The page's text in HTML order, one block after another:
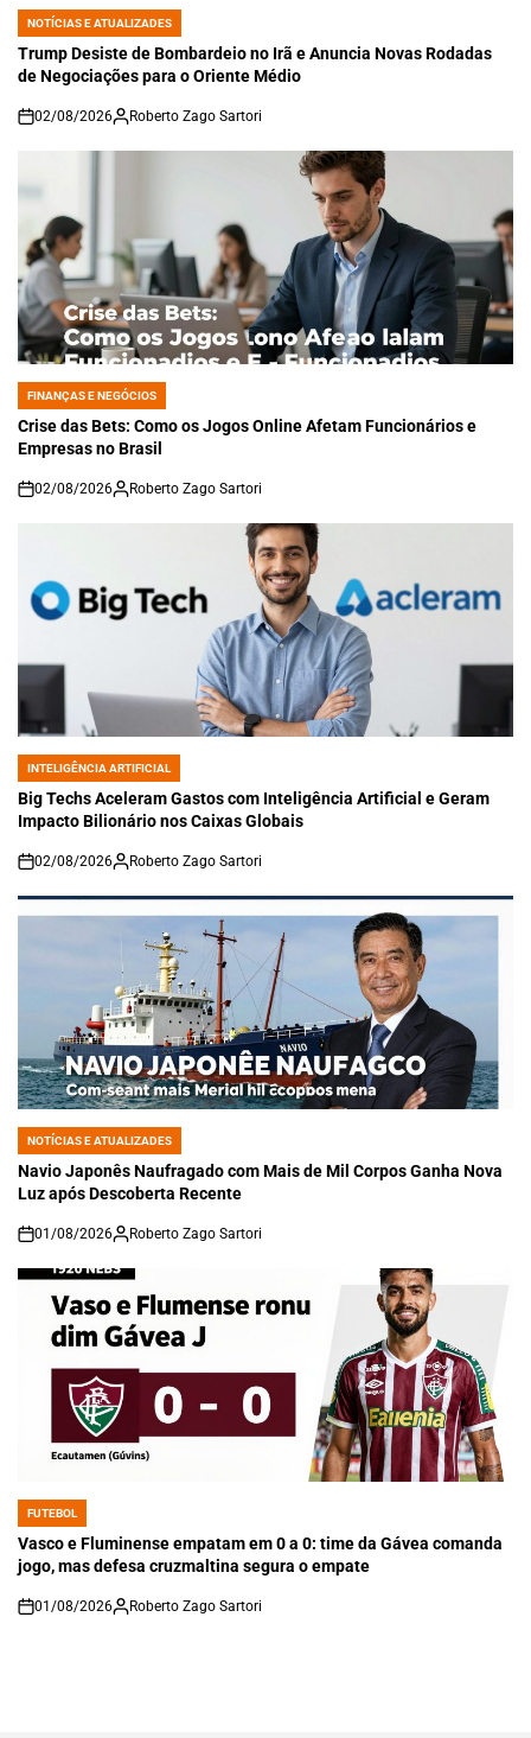
POSTED
IN
NOTÍCIAS E ATUALIZADES
Trump Desiste de Bombardeio no Irã e Anuncia Novas Rodadas
de Negociações para o Oriente Médio
on
02/08/2026 Roberto Zago Sartori
POSTED
IN
FINANÇAS E NEGÓCIOS
Crise das Bets: Como os Jogos Online Afetam Funcionários e
Empresas no Brasil
on
02/08/2026 Roberto Zago Sartori
POSTED
IN
INTELIGÊNCIA ARTIFICIAL
Big Techs Aceleram Gastos com Inteligência Artificial e Geram
Impacto Bilionário nos Caixas Globais
on
02/08/2026 Roberto Zago Sartori
POSTED
IN
NOTÍCIAS E ATUALIZADES
Navio Japonês Naufragado com Mais de Mil Corpos Ganha Nova
Luz após Descoberta Recente
on
01/08/2026 Roberto Zago Sartori
POSTED
IN
FUTEBOL
Vasco e Fluminense empatam em 0 a 0: time da Gávea comanda
jogo, mas defesa cruzmaltina segura o empate
on
01/08/2026 Roberto Zago Sartori